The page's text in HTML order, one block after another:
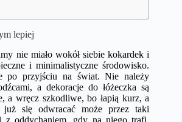
lepiej
nie miało wokół siebie kokardek i
i minimalistyczne środowisko.
po przyjściu na świat. Nie należy
a dekoracje do łóżeczka są
a wręcz szkodliwe, bo łapią kurz, a
się odwracać może przez taki
z oddychaniem, gdy na niego trafi.